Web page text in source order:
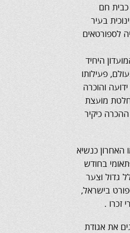
חם
בעיר
לספורטאים
היחיד
פעילותו
והוכרה
מועצת
כיקיר
האחרון כנשיא
בחודש
חלל גדול וצער
בישראל,
זכרו .
את אגודת